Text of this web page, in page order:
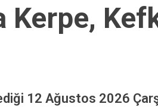
12 Ağustos 2026